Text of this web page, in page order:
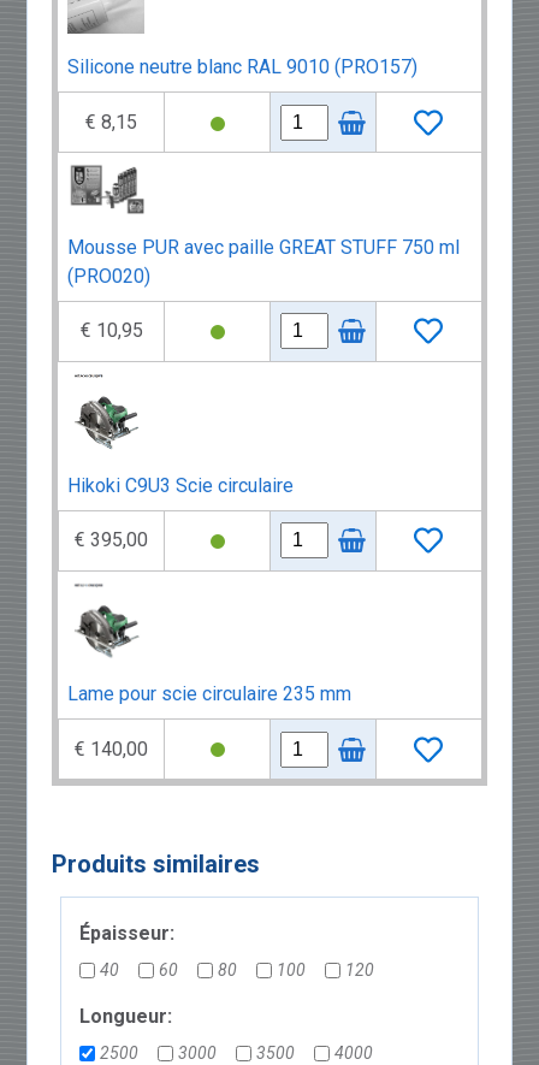
Silicone neutre blanc RAL 9010 (PRO157)
€ 8,15
Mousse PUR avec paille GREAT STUFF 750 ml
(PRO020)
€ 10,95
Hikoki C9U3 Scie circulaire
€ 395,00
Lame pour scie circulaire 235 mm
€ 140,00
Produits similaires
Épaisseur:
40 60 80 100 120
Longueur:
2500 3000 3500
4000